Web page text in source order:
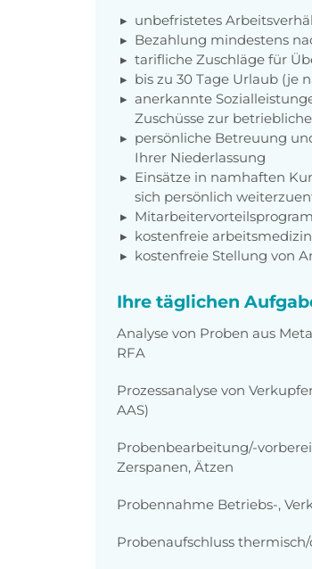
unbefristetes
Bezahlung mindestens
tarifliche Zuschläge für
bis zu 30 Tage Urlaub (je
anerkannte
Zuschüsse zur
persönliche Betreuung
Ihrer Niederlassung
Einsätze in namhaften
sich persönlich
kostenfreie
kostenfreie Stellung von
Ihre täglichen
Analyse von Proben aus
RFA
Prozessanalyse von
AAS)
Probenbearbeitung/-
Zerspanen, Ätzen
Probennahme Betriebs-,
Probenaufschluss